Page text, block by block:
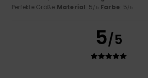
Perfekte Größe Material: 5/5 Farbe: 5/5
5/5